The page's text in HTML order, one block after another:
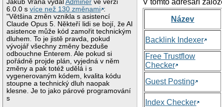
Jakub Vrána vydalAdminer ve verzi
6.0.0 svíce než 130 změnami :
"Většina změn vznikla s asistencí
Claude Opus 5. Někteří lidi se bojí, že AI
asistence může kód zamořit technickým
dluhem. To je jistě pravda, pokud
vývojář všechny změny bezduše
odbouchne Enterem. Ale pokud si
pořádně projde plán, vyjedná v něm
změny a pak totéž udělá i s
vygenerovaným kódem, kvalita kódu
stoupne a technický dluh naopak
klesne. Je to jako párové programování
s
Název
Backlink Indexer
Free Trustflow
Checker
Guest Posting
Index Checker